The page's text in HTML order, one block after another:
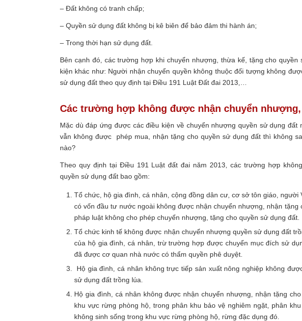
– Đất không có tranh chấp;
– Quyền sử dụng đất không bị kê biên để bảo đảm thi hành án;
– Trong thời hạn sử dụng đất.
Bên cạnh đó, các trường hợp khi chuyển nhượng, thừa kế, tặng cho
kiện khác như: Người nhận chuyển quyền không thuộc đối tượng không
sử dụng đất theo quy định tại Điều 191 Luật Đất đai 2013,…
Các trường hợp không được nhận chuyển
Mặc dù đáp ứng được các điều kiện về chuyển nhượng quyền sử dụng
vẫn không được phép mua, nhận tặng cho quyền sử dụng đất thì không
nào?
Theo quy định tại Điều 191 Luật đất đai năm 2013, các trường hợp
quyền sử dụng đất bao gồm:
Tổ chức, hộ gia đình, cá nhân, cộng đồng dân cư, cơ sở tôn giáo,
có vốn đầu tư nước ngoài không được nhận chuyển nhượng, nhận
pháp luật không cho phép chuyển nhượng, tặng cho quyền sử dụng đất.
Tổ chức kinh tế không được nhận chuyển nhượng quyền sử dụng đất
của hộ gia đình, cá nhân, trừ trường hợp được chuyển mục đích sử
đã được cơ quan nhà nước có thẩm quyền phê duyệt.
Hộ gia đình, cá nhân không trực tiếp sản xuất nông nghiệp không
sử dụng đất trồng lúa.
Hộ gia đình, cá nhân không được nhận chuyển nhượng, nhận tặng
khu vực rừng phòng hộ, trong phân khu bảo vệ nghiêm ngặt, phân
không sinh sống trong khu vực rừng phòng hộ, rừng đặc dụng đó.